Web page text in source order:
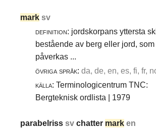
mark sv
definition: jordskorpans yttersta
bestående av berg eller jord,
påverkas ...
övriga språk: da, de, en, es, fi, fr,
källa: Terminologicentrum TNC:
Bergteknisk ordlista | 1979
parabelrisssvchatter mark en